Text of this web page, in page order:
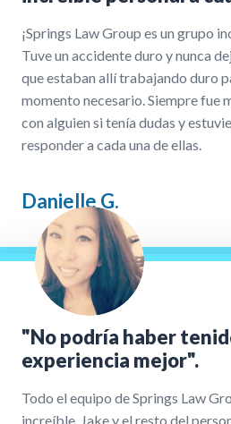
¡Springs Law Group es un grupo
Tuve un accidente duro y nunca
que estaban allí trabajando duro
momento necesario. Siempre fue
con alguien si tenía dudas y
responder a cada una de ellas.
Danielle G.
"No podría haber
experiencia mejor".
Todo el equipo de Springs Law
increíble. Jake y el resto del